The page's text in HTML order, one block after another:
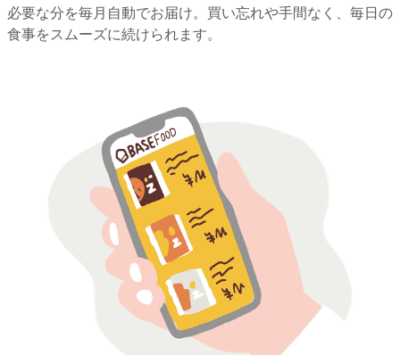
必要な分を毎月自動でお届け。買い忘れや手間なく、毎日の
食事をスムーズに続けられます。